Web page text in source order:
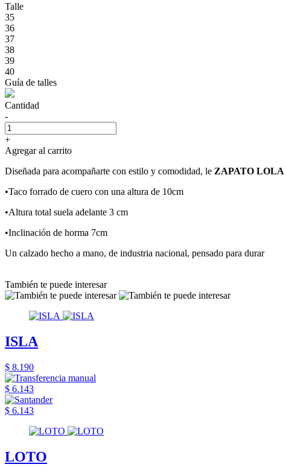
Talle
35
36
37
38
39
40
Guía de talles
Cantidad
-
+
Agregar al carrito
Diseñada para acompañarte con estilo y comodidad, le ZAPATO LOLA
•Taco forrado de cuero con una altura de 10cm
•Altura total suela adelante 3 cm
•Inclinación de horma 7cm
Un calzado hecho a mano, de industria nacional, pensado para durar
También te puede interesar
ISLA
$ 8.190
$ 6.143
$ 6.143
LOTO